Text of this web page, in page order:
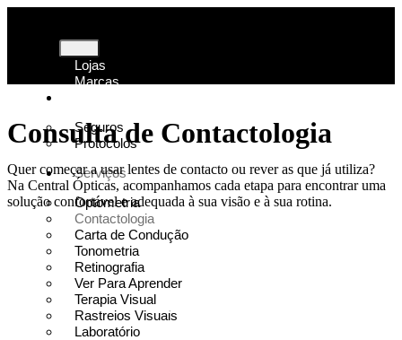
Lojas
Marcas
Seguros
Protocolos
Serviços
Optometria
Contactologia
Carta de Condução
Tonometria
Retinografia
Ver Para Aprender
Terapia Visual
Rastreios Visuais
Laboratório
Consulta de Contactologia
Quer começar a usar lentes de contacto ou rever as que já utiliza?
Na Central Ópticas, acompanhamos cada etapa para encontrar uma
solução confortável e adequada à sua visão e à sua rotina.
Marcar consulta